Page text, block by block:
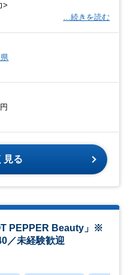
>
…続きを読む
見る
PEPPER Beauty」※
／未経験歓迎